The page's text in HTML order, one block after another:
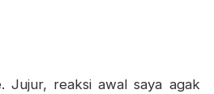
Jujur, reaksi awal saya agak